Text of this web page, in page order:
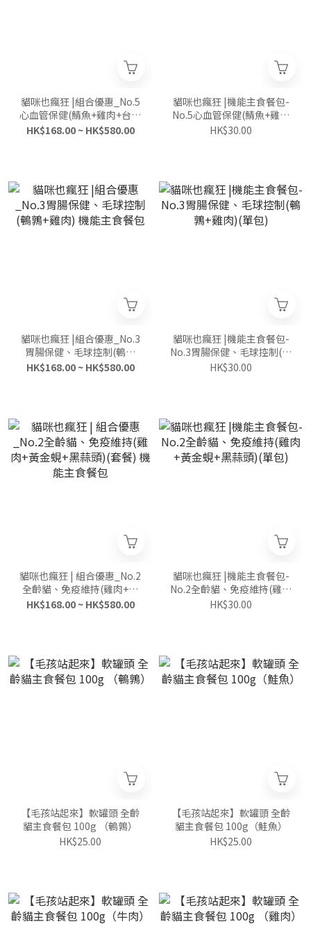
貓咪也瘋狂 |組合優惠_No.5
心血管保健(鯖魚+雞肉+台東
紅藜) 機能主食餐包
HK$168.00 ~ HK$580.00
貓咪也瘋狂 |機能主食餐包-
No.5心血管保健(鯖魚+雞肉
+台東紅藜)(單包)
HK$30.00
貓咪也瘋狂 |組合優惠_No.3
胃腸保健、毛球控制(鵪鶉
+雞肉) 機能主食餐包
HK$168.00 ~ HK$580.00
貓咪也瘋狂 |機能主食餐包-
No.3胃腸保健、毛球控制(鵪
鶉+雞肉)(單包)
HK$30.00
貓咪也瘋狂 | 組合優惠_No.2
全齡貓、免疫維持(雞肉+黃
金蜆+黑蒜頭)(套餐) 機能主
HK$168.00 ~ HK$580.00
貓咪也瘋狂 |機能主食餐包-
No.2全齡貓、免疫維持(雞肉
+黃金蜆+黑蒜頭)(單包)
HK$30.00
【毛孩站起來】軟罐頭 全齡
貓主食餐包 100g （鵪鶉）
HK$25.00
【毛孩站起來】軟罐頭 全齡
貓主食餐包 100g（鮭魚）
HK$25.00